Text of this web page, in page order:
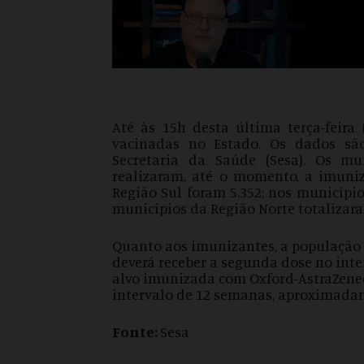
Até às 15h desta última terça-feira
vacinadas no Estado. Os dados
Secretaria da Saúde (Sesa). Os
realizaram, até o momento, a
Região Sul foram 5.352; nos
municípios da Região Norte
Quanto aos imunizantes, a
deverá receber a segunda dose no
alvo imunizada com Oxford-
intervalo de 12 semanas,
Fonte: Sesa